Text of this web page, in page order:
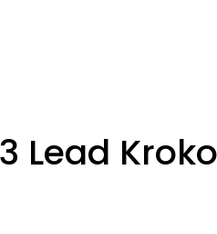
Lead